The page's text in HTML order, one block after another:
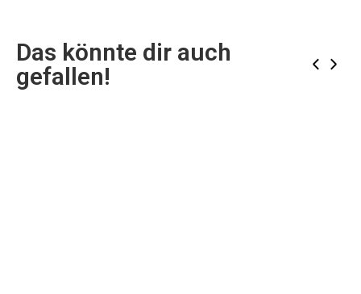
Das könnte dir auch
gefallen!
‹ ›